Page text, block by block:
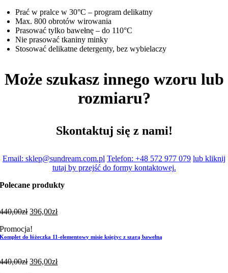
Prać w pralce w 30°C – program delikatny
Max. 800 obrotów wirowania
Prasować tylko bawełnę – do 110°C
Nie prasować tkaniny minky
Stosować delikatne detergenty, bez wybielaczy
Może szukasz innego wzoru lub
rozmiaru?
Skontaktuj się z nami!
Email: sklep@sundream.com.pl Telefon: +48 572 977 079 lub kliknij
tutaj by przejść do formy kontaktowej.
Polecane produkty
440,00zł 396,00zł
Promocja!
Komplet do łóżeczka 11-elementowy misie księżyc z szarą bawełną
440,00zł 396,00zł